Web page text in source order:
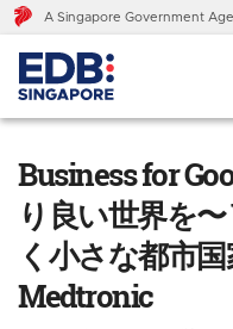
A Singapore Government
するMedtronic
Business for
り良い世界を
く小さな都市
Medtronic